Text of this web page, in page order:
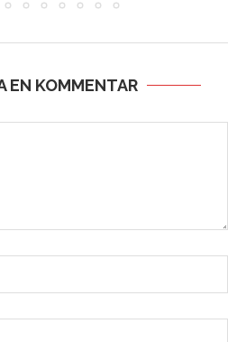
EN KOMMENTAR